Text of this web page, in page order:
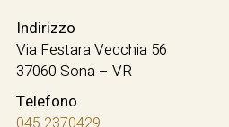
Indirizzo
Via Festara Vecchia 56
37060 Sona – VR
Telefono